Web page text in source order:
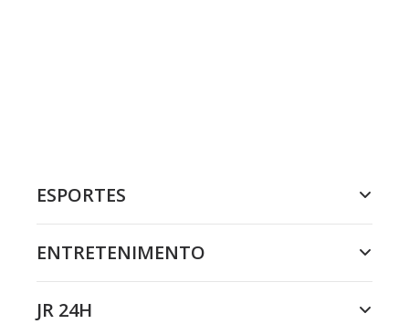
ESPORTES
ENTRETENIMENTO
JR 24H